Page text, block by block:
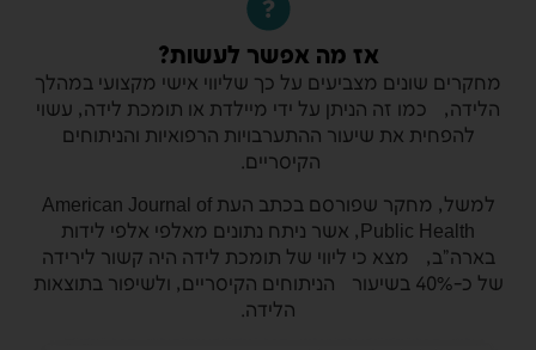
אז מה אפשר לעשות?
מחקרים שונים מצביעים על כך שליווי אישי מקצועי במהלך
הלידה, כמו זה הניתן על ידי מיילדת או תומכת לידה, עשוי
להפחית את שיעור ההתערבויות הרפואיות והניתוחים
הקיסריים.
למשל, מחקר שפורסם בכתב העת American Journal of
Public Health, אשר ניתח נתונים מאלפי אלפי לידות
בארה”ב, מצא כי ליווי של תומכת לידה היה קשור לירידה
של כ-40% בשיעור הניתוחים הקיסריים, ולשיפור בתוצאות
הלידה.